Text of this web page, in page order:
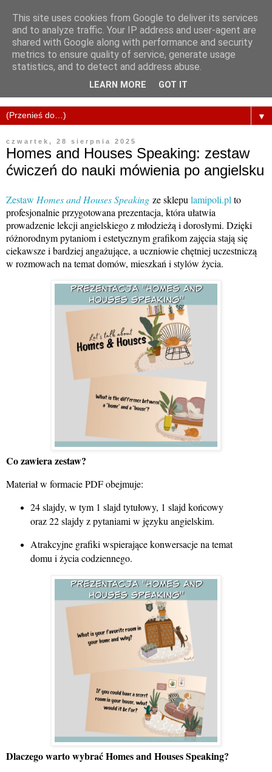
▼
czwartek, 28 sierpnia 2025
Homes and Houses Speaking: zestaw
ćwiczeń do nauki mówienia po angielsku
Zestaw Homes and Houses Speaking ze sklepu lamipoli.pl to
profesjonalnie przygotowana prezentacja, która ułatwia
prowadzenie lekcji angielskiego z młodzieżą i dorosłymi. Dzięki
różnorodnym pytaniom i estetycznym grafikom zajęcia stają się
ciekawsze i bardziej angażujące, a uczniowie chętniej uczestniczą
w rozmowach na temat domów, mieszkań i stylów życia.
Co zawiera zestaw?
Materiał w formacie PDF obejmuje:
24 slajdy, w tym 1 slajd tytułowy, 1 slajd końcowy
oraz 22 slajdy z pytaniami w języku angielskim.
Atrakcyjne grafiki wspierające konwersacje na temat
domu i życia codziennego.
Dlaczego warto wybrać Homes and Houses Speaking?
This site uses cookies from Google to deliver its services
and to analyze traffic. Your IP address and user-agent are
shared with Google along with performance and security
metrics to ensure quality of service, generate usage
statistics, and to detect and address abuse.
LEARN MORE GOT IT